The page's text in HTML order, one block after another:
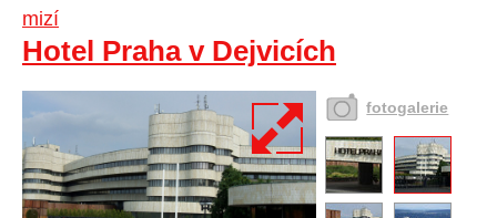
mizí
Hotel Praha v Dejvicích
fotogalerie